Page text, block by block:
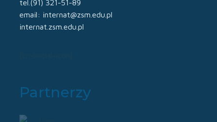
tel.(91) 321-51-89
email: internat@zsm.edu.pl
internat.zsm.edu.pl
Partnerzy